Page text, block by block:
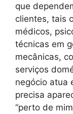
que
clientes, tais
médicos,
técnicas em
mecânicas,
serviços
negócio atua
precisa
“perto de